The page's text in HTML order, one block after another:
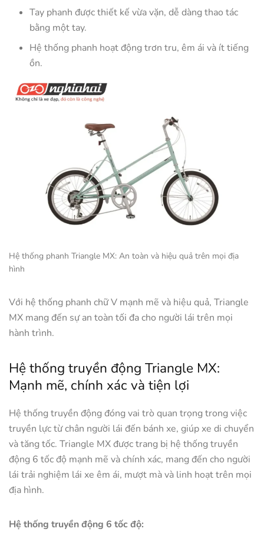
Tay phanh được thiết kế vừa vặn, dễ dàng thao tác
bằng một tay.
Hệ thống phanh hoạt động trơn tru, êm ái và ít tiếng
ồn.
Hệ thống phanh Triangle MX: An toàn và hiệu quả trên mọi địa
hình
Với hệ thống phanh chữ V mạnh mẽ và hiệu quả, Triangle
MX mang đến sự an toàn tối đa cho người lái trên mọi
hành trình.
Hệ thống truyền động Triangle MX:
Mạnh mẽ, chính xác và tiện lợi
Hệ thống truyền động đóng vai trò quan trọng trong việc
truyền lực từ chân người lái đến bánh xe, giúp xe di chuyển
và tăng tốc. Triangle MX được trang bị hệ thống truyền
động 6 tốc độ mạnh mẽ và chính xác, mang đến cho người
lái trải nghiệm lái xe êm ái, mượt mà và linh hoạt trên mọi
địa hình.
Hệ thống truyền động 6 tốc độ: